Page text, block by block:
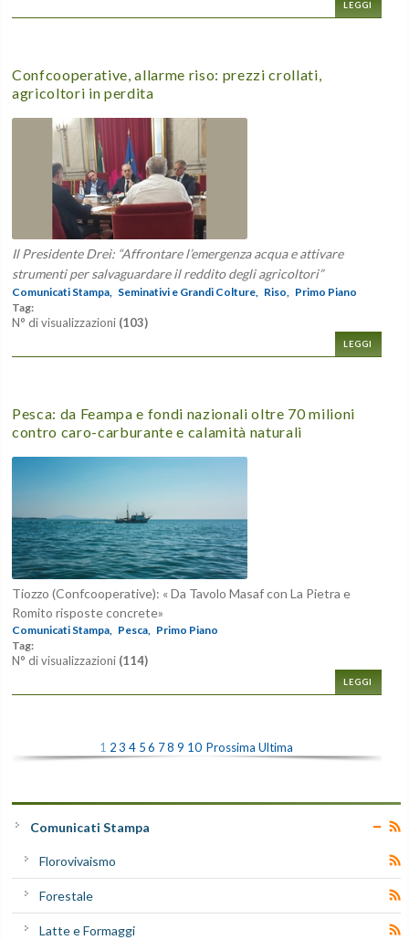
LEGGI
Confcooperative, allarme riso: prezzi crollati,
agricoltori in perdita
Il Presidente Drei: “Affrontare l’emergenza acqua e attivare
strumenti per salvaguardare il reddito degli agricoltori”
Comunicati Stampa, Seminativi e Grandi Colture, Riso,
Primo Piano
Tag:
N° di visualizzazioni (103)
LEGGI
Pesca: da Feampa e fondi nazionali oltre 70 milioni
contro caro-carburante e calamità naturali
Tiozzo (Confcooperative): « Da Tavolo Masaf con La Pietra e
Romito risposte concrete»
Comunicati Stampa, Pesca,
Primo Piano
Tag:
N° di visualizzazioni (114)
LEGGI
1 2 3 4 5 6 78 9 10 Prossima Ultima
Comunicati Stampa
Florovivaismo
Forestale
Latte e Formaggi